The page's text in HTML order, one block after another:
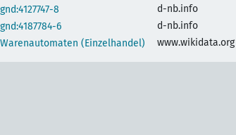
gnd:4127747-8
d-nb.info
gnd:4187784-6
d-nb.info
Warenautomaten (Einzelhandel)
www.wikidata.org